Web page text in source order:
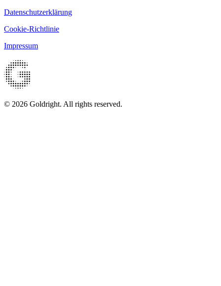
Datenschutzerklärung
Cookie-Richtlinie
Impressum
© 2026 Goldright. All rights reserved.